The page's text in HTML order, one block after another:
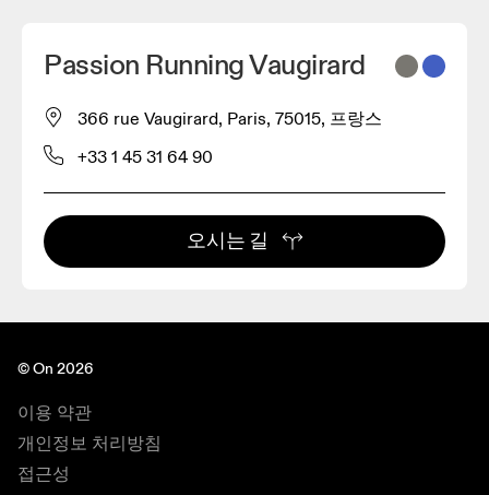
Passion Running Vaugirard
366 rue Vaugirard, Paris, 75015, 프랑스
+33 1 45 31 64 90
오시는 길
© On 2026
이용 약관
개인정보 처리방침
접근성